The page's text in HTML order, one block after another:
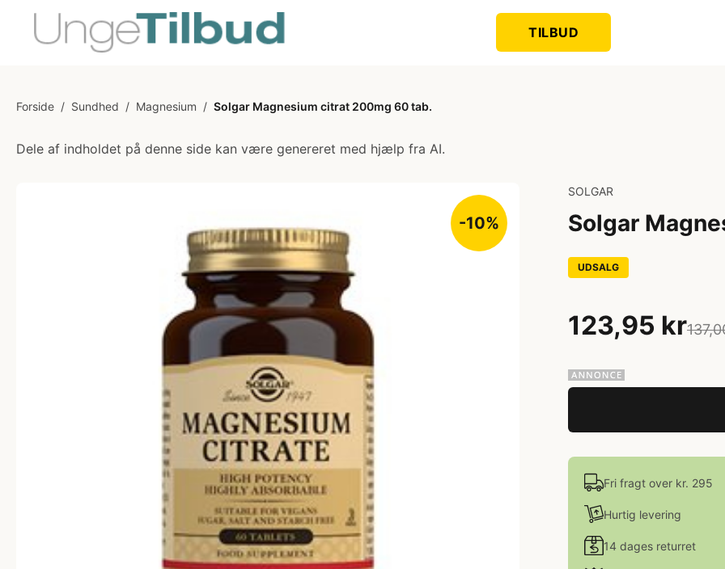
TILBUD
Forside / Sundhed / Magnesium / Solgar Magnesium citrat 200mg 60 tab.
Dele af indholdet på denne side kan være genereret med hjælp fra AI.
-10%
SOLGAR
Solgar
UDSALG
123,95 kr
Fri fragt over kr. 295
Hurtig levering
14 dages returret